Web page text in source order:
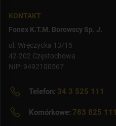
KONTAKT
Fonex K.T.M. Borowscy Sp. J.
ul. Wręczycka 13/15
42-202 Częstochowa
NIP: 9492100567
Telefon: 34 3 525 111
Komórkowe: 783 825 111